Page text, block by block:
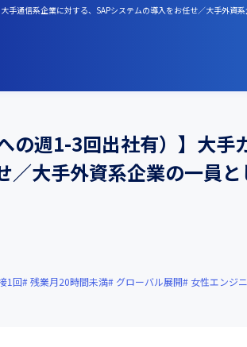
通信系企業に対する、SAPシステムの導入をお任せ／大手外資
の週1-3回出社有）】大
／大手外資系企業の一員
1回 残業月20時間未満 グローバル展開 女性エンジ